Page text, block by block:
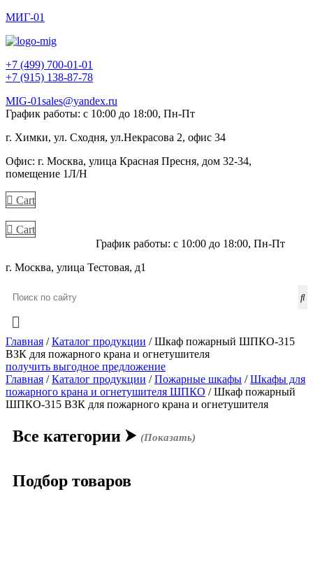
МИГ-01
+7 (499) 700-01-01
+7 (915) 138-87-78
MIG-01sales@yandex.ru
График работы: с 10:00 до 18:00, Пн-Пт
г. Химки, ул. Сходня, ул.Некрасова 2, офис 34
Офис: г. Москва, улица Красная Пресня, дом 32-34,
помещение 1Л/Н
Cart
Cart
График работы: с 10:00 до 18:00, Пн-Пт
г. Москва, улица Тестовая, д1
Главная /Каталог продукции /Шкаф пожарный ШПКО-315
ВЗК для пожарного крана и огнетушителя
получить выгодное предложение
Главная /Каталог продукции /Пожарные шкафы /Шкафы для
пожарного крана и огнетушителя ШПКО / Шкаф пожарный
ШПКО-315 ВЗК для пожарного крана и огнетушителя
Все категории ⮞ (Показать)
Подбор товаров